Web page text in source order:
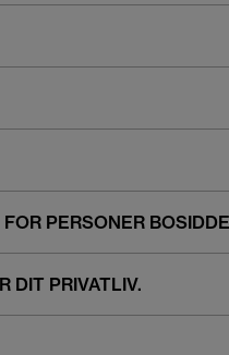
PERSONER
DIT PRIVATLIV.